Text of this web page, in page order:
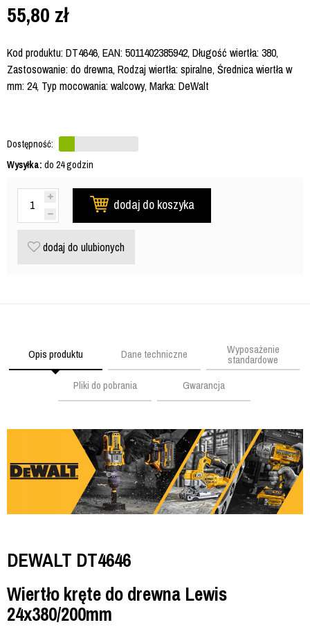
55,80 zł
Kod produktu: DT4646, EAN: 5011402385942, Długość wiertła: 380,
Zastosowanie: do drewna, Rodzaj wiertła: spiralne, Średnica wiertła w
mm: 24, Typ mocowania: walcowy, Marka: DeWalt
Dostępność:
Wysyłka: do 24 godzin
dodaj do koszyka
dodaj do ulubionych
Opis produktu Dane techniczne Wyposażenie
standardowe
Pliki do pobrania
Gwarancja
DEWALT DT4646
Wiertło kręte do drewna Lewis
24x380/200mm